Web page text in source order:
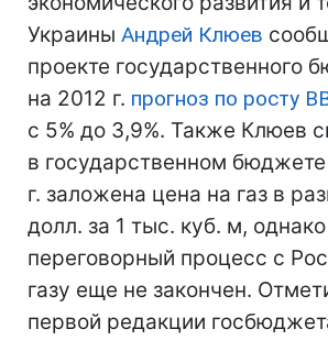
Украины Андрей Клюев
проекте государственного
на 2012 г. прогноз по росту
с 5% до 3,9%. Также Клюев
в государственном
г. заложена цена на газ в
долл. за 1 тыс. куб. м, однако
переговорный процесс с
газу еще не закончен.
первой редакции